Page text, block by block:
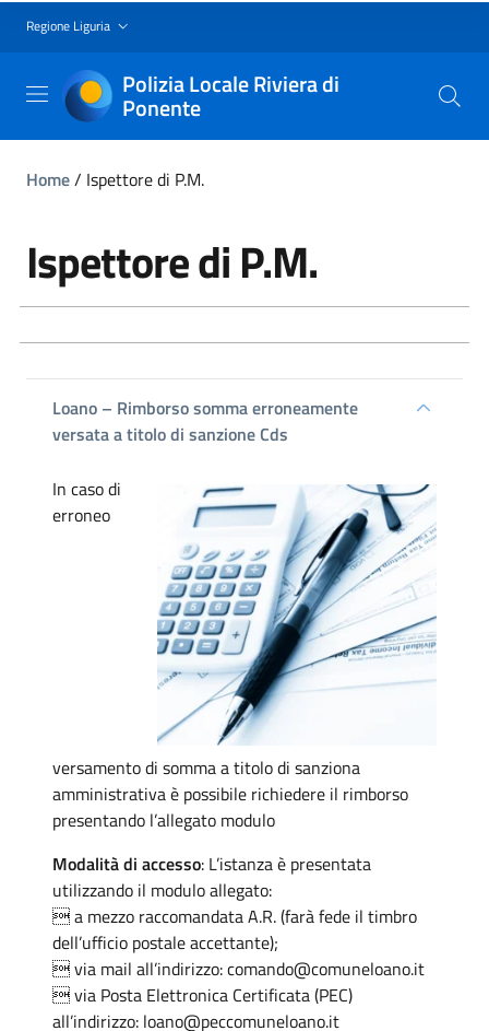
Regione Liguria
Polizia Locale Riviera di
Ponente
Home/ Ispettore di P.M.
Ispettore di P.M.
Loano – Rimborso somma erroneamente
versata a titolo di sanzione Cds
In caso di
erroneo
versamento di somma a titolo di sanziona
amministrativa è possibile richiedere il rimborso
presentando l’allegato modulo
Modalità di accesso: L’istanza è presentata
utilizzando il modulo allegato:
 a mezzo raccomandata A.R. (farà fede il timbro
dell’ufficio postale accettante);
 via mail all’indirizzo: comando@comuneloano.it
 via Posta Elettronica Certificata (PEC)
all’indirizzo: loano@peccomuneloano.it